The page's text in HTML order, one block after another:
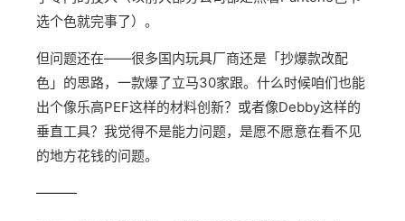
选个色就完事了）。
但问题还在——很多国内玩具厂商还是「抄爆款改配
色」的思路，一款爆了立马30家跟。什么时候咱们也能
出个像乐高PEF这样的材料创新？或者像Debby这样的
垂直工具？我觉得不是能力问题，是愿不愿意在看不见
的地方花钱的问题。
———